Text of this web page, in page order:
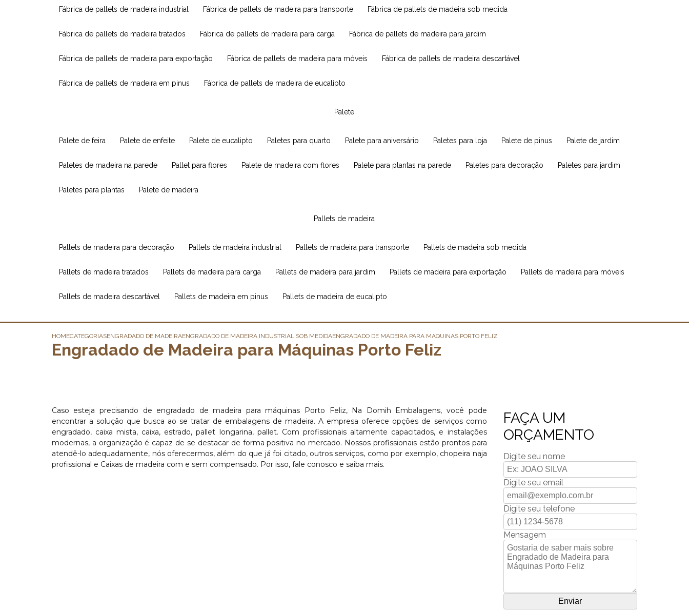
fábrica de pallets de madeira industrial fábrica de pallets de madeira para transporte fábrica de pallets de madeira sob medida
fábrica de pallets de madeira tratados fábrica de pallets de madeira para carga fábrica de pallets de madeira para jardim
fábrica de pallets de madeira para exportação fábrica de pallets de madeira para móveis fábrica de pallets de madeira descartável
fábrica de pallets de madeira em pinus fábrica de pallets de madeira de eucalipto
palete
palete de feira palete de enfeite palete de eucalipto paletes para quarto palete para aniversário paletes para loja palete de pinus palete de jardim
paletes de madeira na parede pallet para flores palete de madeira com flores palete para plantas na parede paletes para decoração paletes para jardim
paletes para plantas palete de madeira
pallets de madeira
pallets de madeira para decoração pallets de madeira industrial pallets de madeira para transporte pallets de madeira sob medida
pallets de madeira tratados pallets de madeira para carga pallets de madeira para jardim pallets de madeira para exportação pallets de madeira para móveis
pallets de madeira descartável pallets de madeira em pinus pallets de madeira de eucalipto
HOMECATEGORIASENGRADADO DE MADEIRAENGRADADO DE MADEIRA INDUSTRIAL SOB MEDIDAENGRADADO DE MADEIRA PARA MAQUINAS PORTO FELIZ
Engradado de Madeira para Máquinas Porto Feliz
Caso esteja precisando de engradado de madeira para máquinas Porto Feliz, Na Domih Embalagens, você pode
encontrar a solução que busca ao se tratar de embalagens de madeira. A empresa oferece opções de serviços como
engradado, caixa mista, caixa, estrado, pallet longarina, pallet. Com profissionais altamente capacitados, e instalações
modernas, a organização é capaz de se destacar de forma positiva no mercado. Nossos profissionais estão prontos para
atendê-lo adequadamente, nós oferecermos, além do que já foi citado, outros serviços, como por exemplo, chopeira naja
profissional e Caixas de madeira com e sem compensado. Por isso, fale conosco e saiba mais.
FAÇA UM
ORÇAMENTO
Digite seu nome
Digite seu email
Digite seu telefone
Mensagem